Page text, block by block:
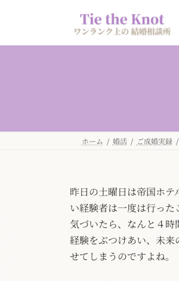
ン
プ
ー
動
ホーム 婚活 ご成婚実録
昨日の土曜日は帝国ホ
い経験者は一度は行った
気づいたら、なんと４
経験をぶつけあい、未
せてしまうのですよね。